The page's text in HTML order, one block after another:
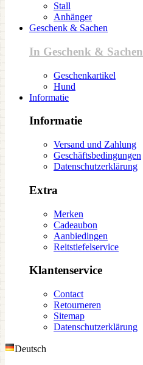
Stall
Anhänger
Geschenk & Sachen
In Geschenk & Sachen
Geschenkartikel
Hund
Informatie
Informatie
Versand und Zahlung
Geschäftsbedingungen
Datenschutzerklärung
Extra
Merken
Cadeaubon
Aanbiedingen
Reitstiefelservice
Klantenservice
Contact
Retourneren
Sitemap
Datenschutzerklärung
Deutsch